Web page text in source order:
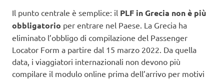
Il punto centrale è semplice: il PLF in Grecia non è più
obbligatorio per entrare nel Paese. La Grecia ha
eliminato l’obbligo di compilazione del Passenger
Locator Form a partire dal 15 marzo 2022. Da quella
data, i viaggiatori internazionali non devono più
compilare il modulo online prima dell’arrivo per motivi